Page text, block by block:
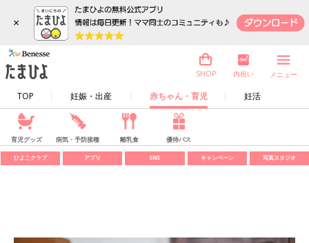
×
TOP 妊娠・出産 赤ちゃん・育児 妊活
SHOP 内祝い メニュー
育児グッズ 病気・予防接種 離乳食 優待パス
ひよこクラブ アプリ SNS キャンペーン 写真スタジオ